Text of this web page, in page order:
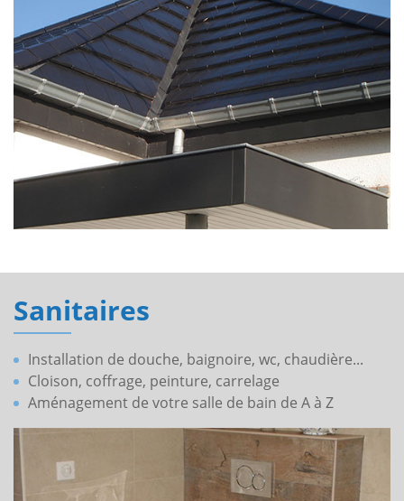
Sanitaires
Installation de douche, baignoire, wc, chaudière...
Cloison, coffrage, peinture, carrelage
Aménagement de votre salle de bain de A à Z